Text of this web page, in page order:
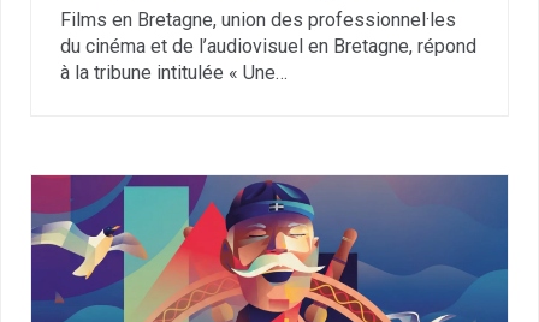
Films en Bretagne, union des professionnel·les
du cinéma et de l’audiovisuel en Bretagne, répond
à la tribune intitulée « Une…